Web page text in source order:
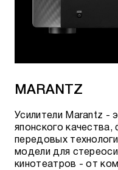
MARANTZ
Усилители Marantz -
японского качества,
передовых
модели для
кинотеатров - от